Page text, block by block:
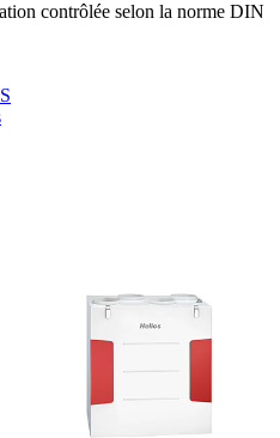
contrôlée selon la norme DIN